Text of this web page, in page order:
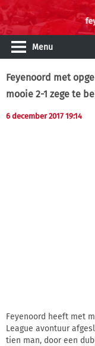
Menu
Feyenoord met
mooie 2-1 zege te
6 december 2017 19:14
Feyenoord heeft met
League avontuur
tien man, door een